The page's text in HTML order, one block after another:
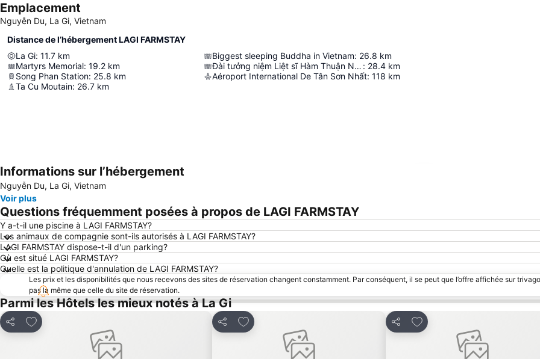
Emplacement
Nguyễn Du, La Gi, Vietnam
Distance de l’hébergement LAGI FARMSTAY
La Gi: 11.7 km
Martyrs Memorial: 19.2 km
Song Phan Station: 25.8 km
Ta Cu Moutain: 26.7 km
Biggest sleeping Buddha in Vietnam: 26.8 km
Đài tưởng niệm Liệt sĩ Hàm Thuận Nam : 28.4 km
Aéroport International De Tân Sơn Nhất: 118 km
Informations sur l’hébergement
Nguyễn Du, La Gi, Vietnam
Voir plus
Questions fréquemment posées à propos de LAGI FARMSTAY
Y a-t-il une piscine à LAGI FARMSTAY?
Les animaux de compagnie sont-ils autorisés à LAGI FARMSTAY?
LAGI FARMSTAY dispose-t-il d'un parking?
Où est situé LAGI FARMSTAY?
Quelle est la politique d'annulation de LAGI FARMSTAY?
Les prix et les disponibilités que nous recevons des sites de réservation changent constamment. Par conséquent, il se peut que l’offre affichée sur
pas la même que celle du site de réservation.
Parmi les Hôtels les mieux notés à La Gi
Partager
Ajouter à mes favoris
Partager
Ajouter à mes favoris
Partager
Ajouter à mes favoris